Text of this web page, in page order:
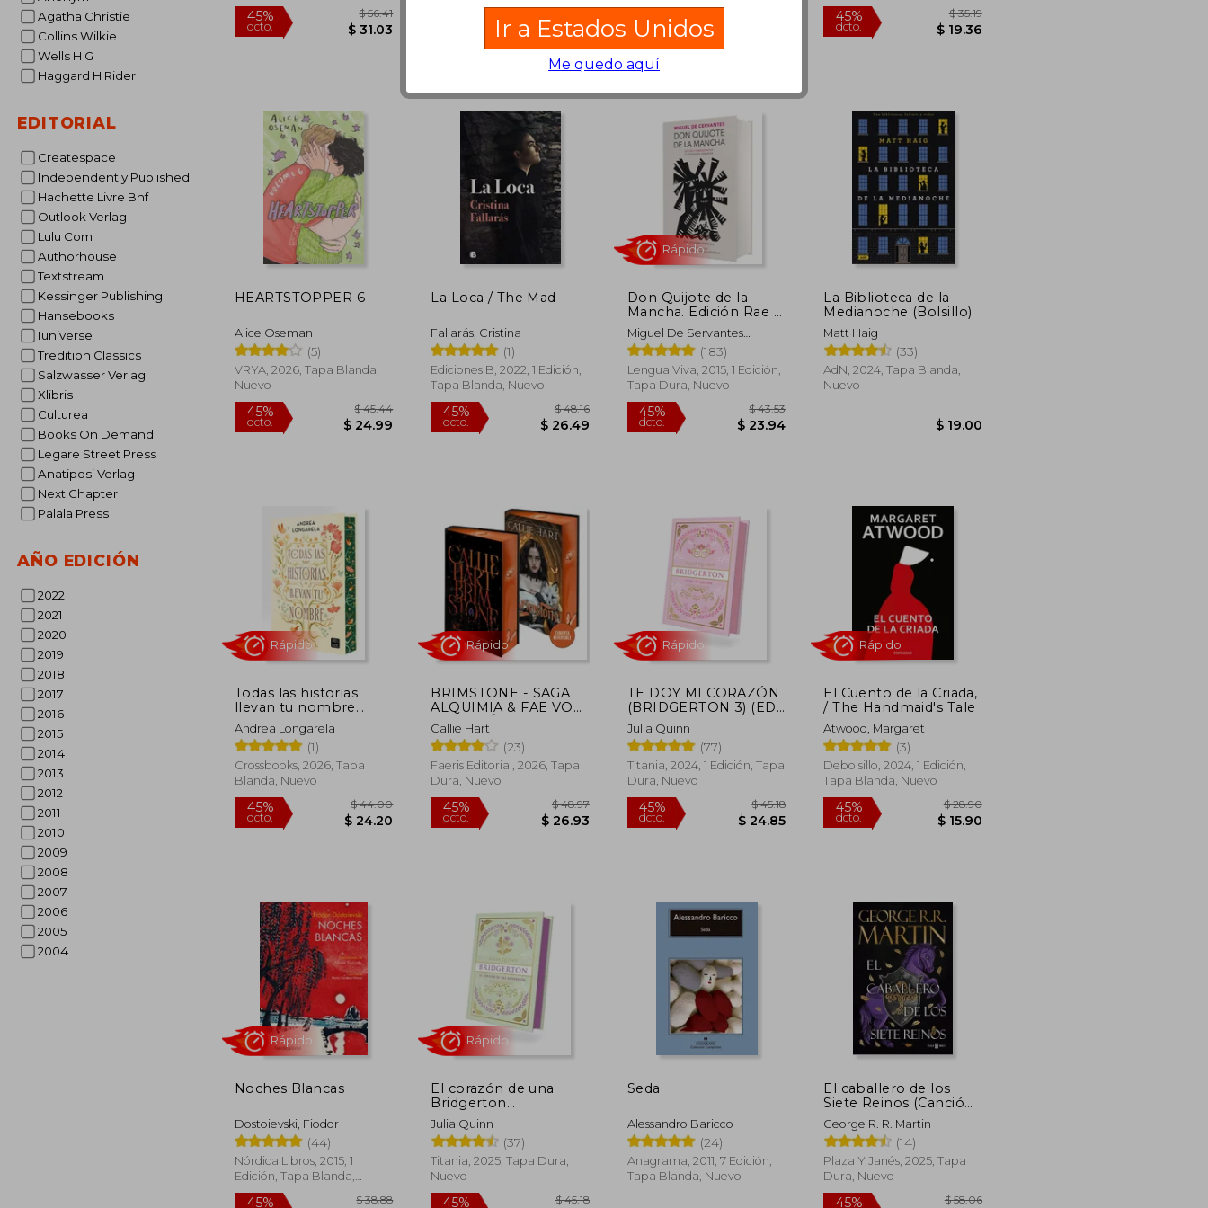
Agatha Christie
Collins Wilkie
Wells H G
Haggard H Rider
EDITORIAL
Createspace
Independently Published
Hachette Livre Bnf
Outlook Verlag
Lulu Com
Authorhouse
Textstream
Kessinger Publishing
Hansebooks
Iuniverse
Tredition Classics
Salzwasser Verlag
Xlibris
Culturea
Books On Demand
Legare Street Press
Anatiposi Verlag
Next Chapter
Palala Press
AÑO EDICIÓN
2022
2021
2020
2019
2018
2017
2016
2015
2014
2013
2012
2011
2010
2009
2008
2007
2006
2005
2004
45%
dcto.
$ 71.37
$ 39.25
45%
dcto.
$ 56.50
$ 31.08
45%
dcto.
HEARTSTOPPER 6
Alice Oseman
(5)
VRYA, 2026, Tapa Blanda,
Nuevo
dcto. $ 24.99
La Loca / The Mad
Fallarás, Cristina
(1)
Ediciones B, 2022, 1 Edición,
Tapa Blanda, Nuevo
dcto. $ 26.49
Don Quijote de la
Mancha. Edición Rae /
Don Quixote de la
Mancha. Rae
Miguel De Servantes
Saavedra
(183)
Lengua Viva, 2015, 1 Edición,
Tapa Dura, Nuevo
dcto. $ 23.94
La Biblioteca de la
Medianoche (Bolsillo)
Matt Haig
(33)
AdN, 2024, Tapa Blanda,
Nuevo
Todas las historias
llevan tu nombre
(Edición cantos
tintados)
Andrea Longarela
(1)
Crossbooks, 2026, Tapa
Blanda, Nuevo
45%
dcto.
$ 44.00
$ 24.20
Rápido
BRIMSTONE - SAGA
ALQUIMIA & FAE VOL.
2 (EDICIÓN EN TAPA
DURA Y CANTOS
TINTADOS)
Callie Hart
(23)
Faeris Editorial, 2026, Tapa
Dura, Nuevo
45%
dcto.
$ 48.97
$ 26.93
Rápido
TE DOY MI CORAZÓN
(BRIDGERTON 3) (ED.
ESPECIAL)
Julia Quinn
(77)
Titania, 2024, 1 Edición, Tapa
Dura, Nuevo
45%
dcto.
$ 45.18
$ 24.85
Rápido
El Cuento de la Criada,
/ The Handmaid's Tale
Atwood, Margaret
(3)
Debolsillo, 2024, 1 Edición,
Tapa Blanda, Nuevo
45%
dcto.
Noches Blancas
Dostoievski, Fiodor
(44)
Nórdica Libros, 2015, 1
Edición, Tapa Blanda,
Nuevo
El corazón de una
Bridgerton
(Bridgerton 6) -
Edición coleccionista
Julia Quinn
(37)
Titania, 2025, Tapa Dura,
Nuevo
Seda
Alessandro Baricco
(24)
Anagrama, 2011, 7 Edición,
Tapa Blanda, Nuevo
El caballero de los
Siete Reinos (Canción
de Hielo y Fuego)
George R. R. Martin
(14)
Plaza Y Janés, 2025, Tapa
Dura, Nuevo
Ir a Estados Unidos
Me quedo aquí